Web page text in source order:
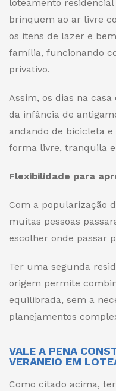
loteamento
brinquem ao ar livre
os itens de lazer e
família, funcionando
privativo.
Assim, os dias na
da infância de
andando de bicicleta
forma livre, tranquila
Flexibilidade para
Com a popularização
muitas pessoas
escolher onde passar
Ter uma segunda
origem permite
equilibrada, sem a
planejamentos
VALE A PENA
VERANEIO EM
Como citado acima,